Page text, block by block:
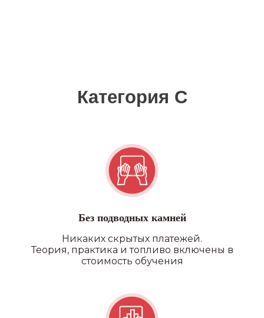
Без подводных камней
Никаких скрытых платежей.
Теория, практика и топливо включены в
стоимость обучения
Квадроцикл/снегоход